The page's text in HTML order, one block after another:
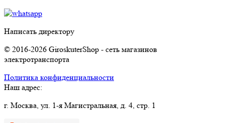
Написать директору
© 2016-2026 GiroskuterShop - сеть магазинов
электротранспорта
Политика конфиденциальности
Наш адрес:
г. Москва, ул. 1-я Магистральная, д. 4, стр. 1